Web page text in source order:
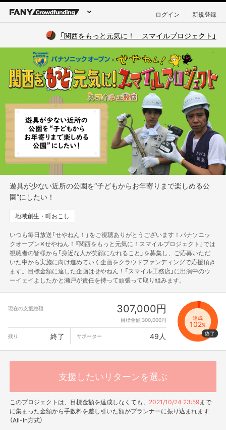
ログイン 新規登録
「関西をもっと元気に！ スマイルプロジェクト」
遊具が少ない近所の公園を“子どもからお年寄りまで楽しめる公
園”にしたい！
地域創生・町おこし
いつも毎日放送「せやねん！」をご視聴ありがとうございます！パナソニッ
クオープン✕せやねん！『関西をもっと元気に！スマイルプロジェクト』では
視聴者の皆様から「身近な人が笑顔になれること」を募集し、ご応募いただ
いた中から実施に向け進めていく企画をクラウドファンディングで応援頂き
ます。目標金額に達した企画はせやねん！「スマイル工務店」に出演中のウ
ーイェイよしたかと瀬戸が責任を持って頑張って取り組みます。
現在の支援総額 307,000円
目標金額 300,000円 達成
102%
残り
終了 サポーター 49人
支援したいリターンを選ぶ
このプロジェクトは、目標金額を達成しなくても、 2021/10/24 23:59まで
に集まった金額から手数料を差し引いた額がプランナーに振り込まれます
（All-In方式）